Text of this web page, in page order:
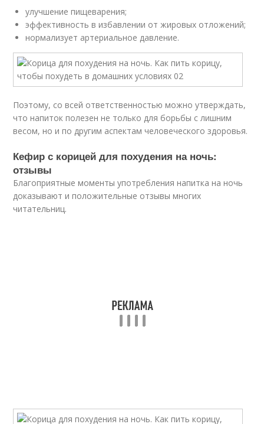
улучшение пищеварения;
эффективность в избавлении от жировых отложений;
нормализует артериальное давление.
Поэтому, со всей ответственностью можно утверждать,
что напиток полезен не только для борьбы с лишним
весом, но и по другим аспектам человеческого здоровья.
Кефир с корицей для похудения на ночь:
отзывы
Благоприятные моменты употребления напитка на ночь
доказывают и положительные отзывы многих
читательниц.